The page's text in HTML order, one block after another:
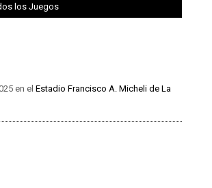
los Juegos
en el Estadio Francisco A. Micheli de La